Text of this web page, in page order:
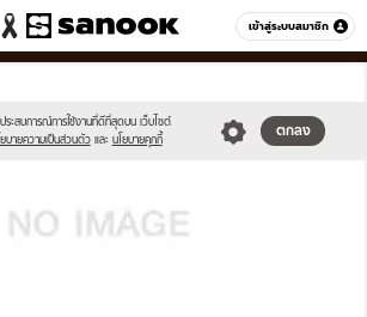
เข้าสู่ระบบสมาชิก
หมวดอื่นๆ
ประสบการณ์การใช้งานที่ดีที่สุดบน เว็บไซต์
ยบายความเป็นส่วนตัว และ นโยบายคุกกี้
ตกลง